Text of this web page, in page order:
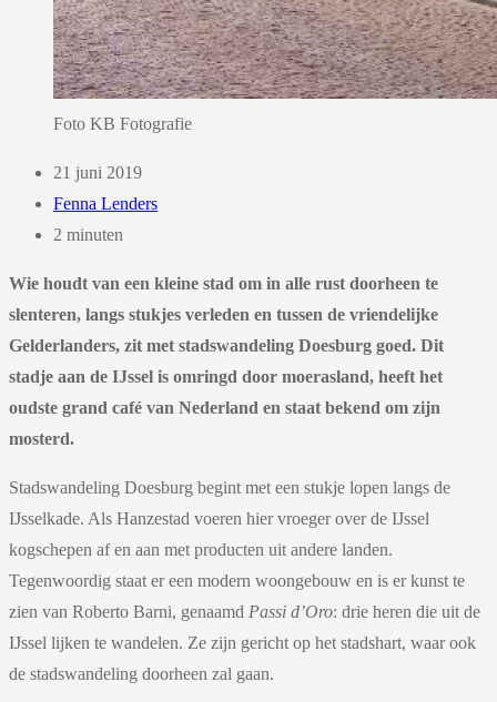
Foto KB Fotografie
21 juni 2019
Fenna Lenders
2 minuten
Wie houdt van een kleine stad om in alle rust doorheen te
slenteren, langs stukjes verleden en tussen de vriendelijke
Gelderlanders, zit met stadswandeling Doesburg goed. Dit
stadje aan de IJssel is omringd door moerasland, heeft het
oudste grand café van Nederland en staat bekend om zijn
mosterd.
Stadswandeling Doesburg begint met een stukje lopen langs de
IJsselkade. Als Hanzestad voeren hier vroeger over de IJssel
kogschepen af en aan met producten uit andere landen.
Tegenwoordig staat er een modern woongebouw en is er kunst te
zien van Roberto Barni, genaamd Passi d’Oro: drie heren die uit de
IJssel lijken te wandelen. Ze zijn gericht op het stadshart, waar ook
de stadswandeling doorheen zal gaan.